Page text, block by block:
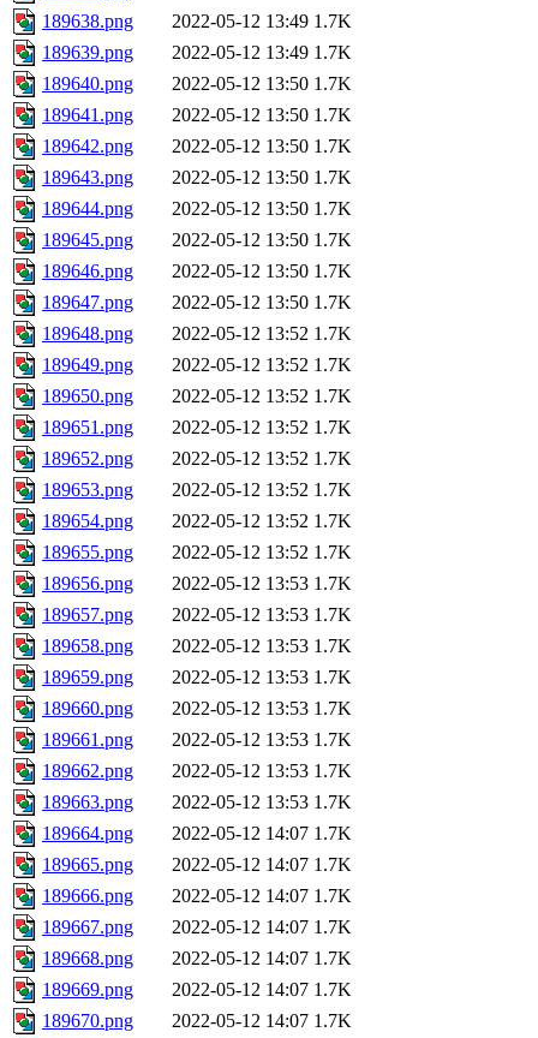
189638.png
2022-05-12 13:49 1.7K
189639.png
2022-05-12 13:49 1.7K
189640.png
2022-05-12 13:50 1.7K
189641.png
2022-05-12 13:50 1.7K
189642.png
2022-05-12 13:50 1.7K
189643.png
2022-05-12 13:50 1.7K
189644.png
2022-05-12 13:50 1.7K
189645.png
2022-05-12 13:50 1.7K
189646.png
2022-05-12 13:50 1.7K
189647.png
2022-05-12 13:50 1.7K
189648.png
2022-05-12 13:52 1.7K
189649.png
2022-05-12 13:52 1.7K
189650.png
2022-05-12 13:52 1.7K
189651.png
2022-05-12 13:52 1.7K
189652.png
2022-05-12 13:52 1.7K
189653.png
2022-05-12 13:52 1.7K
189654.png
2022-05-12 13:52 1.7K
189655.png
2022-05-12 13:52 1.7K
189656.png
2022-05-12 13:53 1.7K
189657.png
2022-05-12 13:53 1.7K
189658.png
2022-05-12 13:53 1.7K
189659.png
2022-05-12 13:53 1.7K
189660.png
2022-05-12 13:53 1.7K
189661.png
2022-05-12 13:53 1.7K
189662.png
2022-05-12 13:53 1.7K
189663.png
2022-05-12 13:53 1.7K
189664.png
2022-05-12 14:07 1.7K
189665.png
2022-05-12 14:07 1.7K
189666.png
2022-05-12 14:07 1.7K
189667.png
2022-05-12 14:07 1.7K
189668.png
2022-05-12 14:07 1.7K
189669.png
2022-05-12 14:07 1.7K
189670.png
2022-05-12 14:07 1.7K